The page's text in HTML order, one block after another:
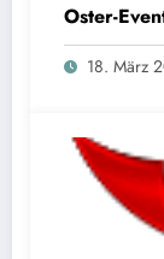
Oster-
18. März